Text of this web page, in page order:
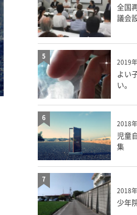
全国
議会
2019
よい
い。
5
2018
児童
集
6
2018
少年
7